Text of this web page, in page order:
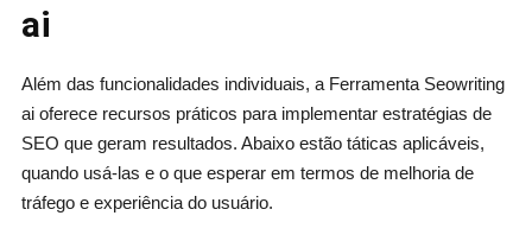
ai
Além das funcionalidades individuais, a Ferramenta Seowriting
ai oferece recursos práticos para implementar estratégias de
SEO que geram resultados. Abaixo estão táticas aplicáveis,
quando usá‑las e o que esperar em termos de melhoria de
tráfego e experiência do usuário.